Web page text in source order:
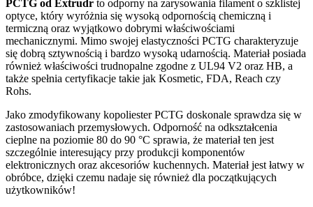
PCTG od Extrudr to odporny na zarysowania filament o szklistej
optyce, który wyróżnia się wysoką odpornością chemiczną i
termiczną oraz wyjątkowo dobrymi właściwościami
mechanicznymi. Mimo swojej elastyczności PCTG charakteryzuje
się dobrą sztywnością i bardzo wysoką udarnością. Materiał posiada
również właściwości trudnopalne zgodne z UL94 V2 oraz HB, a
także spełnia certyfikacje takie jak Kosmetic, FDA, Reach czy
Rohs.
Jako zmodyfikowany kopoliester PCTG doskonale sprawdza się w
zastosowaniach przemysłowych. Odporność na odkształcenia
cieplne na poziomie 80 do 90 °C sprawia, że materiał ten jest
szczególnie interesujący przy produkcji komponentów
elektronicznych oraz akcesoriów kuchennych. Materiał jest łatwy w
obróbce, dzięki czemu nadaje się również dla początkujących
użytkowników!